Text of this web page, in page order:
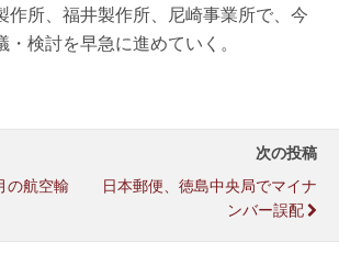
作所、福井製作所、尼崎事業所で、今
検討を早急に進めていく。
の航空輸
次の投稿
日本郵便、徳島中央局でマイナ
ンバー誤配